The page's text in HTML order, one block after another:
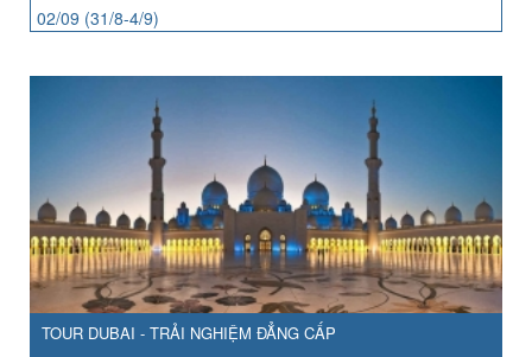
02/09 (31/8-4/9)
TOUR DUBAI - TRẢI NGHIỆM ĐẲNG CẤP